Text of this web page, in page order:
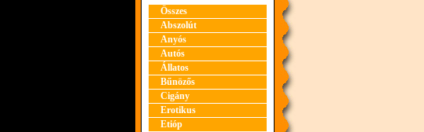
Összes
Abszolút
Anyós
Autós
Állatos
Bűnözős
Cigány
Erotikus
Etióp